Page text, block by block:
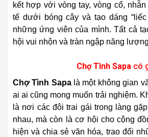
kết hợp với vòng tay, vòng cổ,
tế dưới bóng cây và tạo dáng
những ứng viên của mình. Tất cả
hội vui nhộn và tràn ngập năng
Chợ Tình Sapa có
Chợ Tình Sapalà một không gian
ai ai cũng mong muốn trải nghiệm.
là nơi các đôi trai gái trong làng
nhau, mà còn là cơ hội cho cộng
hiện và chia sẻ văn hóa, trao đổi